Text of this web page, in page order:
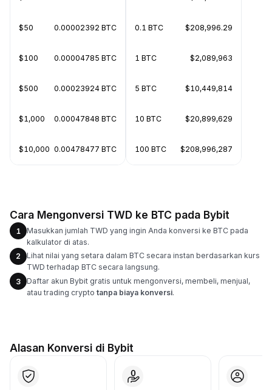
$50 0.00002392 BTC
$100 0.00004785 BTC
$500 0.00023924 BTC
$1,000 0.00047848 BTC
$10,000 0.00478477 BTC
0.1 BTC $208,996.29
1 BTC $2,089,963
5 BTC $10,449,814
10 BTC $20,899,629
100 BTC $208,996,287
Cara Mengonversi TWD ke BTC pada Bybit
1
Masukkan jumlah TWD yang ingin Anda konversi ke BTC pada
kalkulator di atas.
2
Lihat nilai yang setara dalam BTC secara instan berdasarkan kurs
TWD terhadap BTC secara langsung.
3
Daftar akun Bybit gratis untuk mengonversi, membeli, menjual,
atau trading crypto tanpa biaya konversi.
Alasan Konversi di Bybit